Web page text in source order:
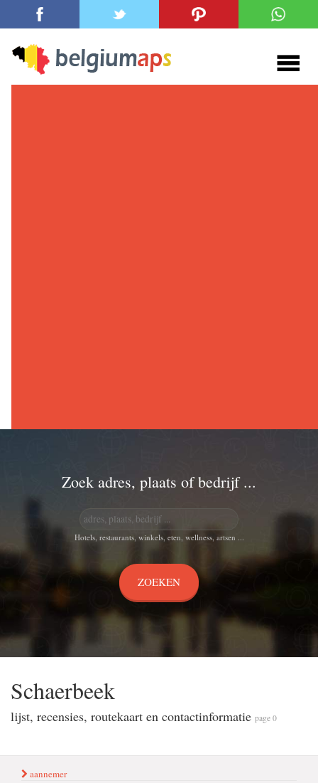
Zoek adres, plaats of bedrijf ...
Hotels, restaurants, winkels, eten, wellness, artsen ...
Schaerbeek
lijst, recensies, routekaart en contactinformatie page 0
aannemer